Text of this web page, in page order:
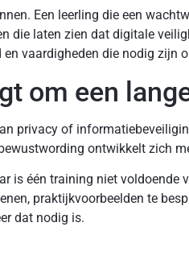
Een leerling die een
die laten zien dat digitale
vaardigheden die nodig
om een
privacy of
ontwikkelt zich
is één training niet
praktijkvoorbeelden te
dat nodig is.